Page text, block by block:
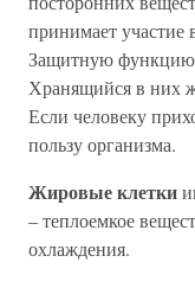
принимает участие
Защитную
Хранящийся в них
Если человеку
пользу организма.
Жировые клетки
– теплоемкое
охлаждения.